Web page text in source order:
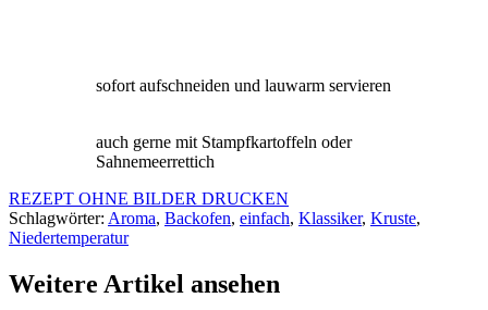
sofort aufschneiden und lauwarm servieren
auch gerne mit Stampfkartoffeln oder
Sahnemeerrettich
REZEPT OHNE BILDER DRUCKEN
Schlagwörter: Aroma, Backofen, einfach, Klassiker, Kruste,
Niedertemperatur
Weitere Artikel ansehen